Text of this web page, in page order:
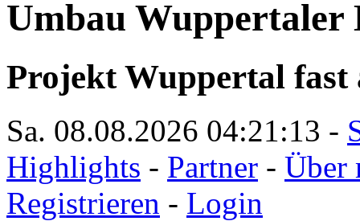
Umbau Wuppertaler
Projekt Wuppertal fast
Sa. 08.08.2026 04:21:13 -
Highlights - Partner - Über
Registrieren - Login